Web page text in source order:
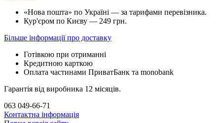
«Нова пошта» по Україні — за тарифами перевізника.
Кур'єром по Києву — 249 грн.
Більше інформації про доставку
Готівкою при отриманні
Кредитною карткою
Оплата частинами ПриватБанк та monobank
Гарантія від виробника 12 місяців.
063 049-66-71
Контактна інформація